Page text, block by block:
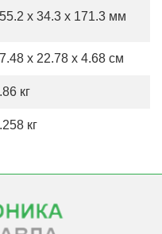
x 34.3 x 171.3 мм
x 22.78 x 4.68 см
кг
кг